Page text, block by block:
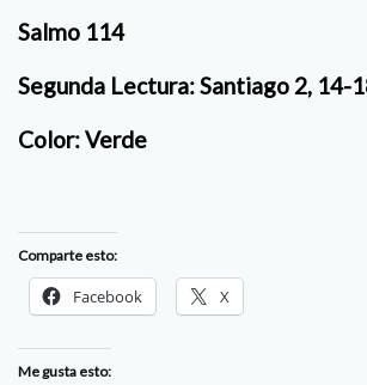
Salmo 114
Segunda Lectura: Santiago 2, 14-
Color: Verde
Comparte esto:
Facebook X
Me gusta esto: